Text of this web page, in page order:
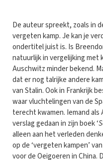
De auteur spreekt, zoals in
vergeten kamp. Je kan je
ondertitel juist is. Is
natuurlijk in vergelijking met
Auschwitz minder bekend.
dat er nog talrijke andere
van Stalin. Ook in Frankrijk
waar vluchtelingen van de
terecht kwamen. Iemand
verslag gedaan in zijn boek ‘
alleen aan het verleden
op de ‘vergeten kampen’
voor de Oeigoeren in China.